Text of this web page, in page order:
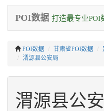
POI数据 打造最专业POI
POI数据 甘肃省POI数据
渭源县公安局
渭源县公